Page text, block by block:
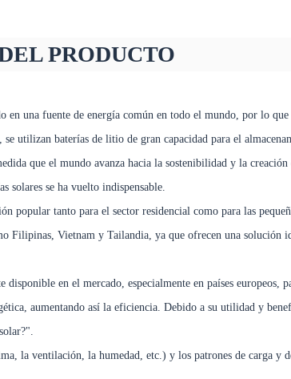
PRODUCTO
en una fuente de energía común en todo el mundo, por lo que
utilizan baterías de litio de gran capacidad para el
que el mundo avanza hacia la sostenibilidad y la creación
solares se ha vuelto indispensable.
popular tanto para el sector residencial como para las
Filipinas, Vietnam y Tailandia, ya que ofrecen una solución
disponible en el mercado, especialmente en países europeos,
aumentando así la eficiencia. Debido a su utilidad y
la ventilación, la humedad, etc.) y los patrones de carga y